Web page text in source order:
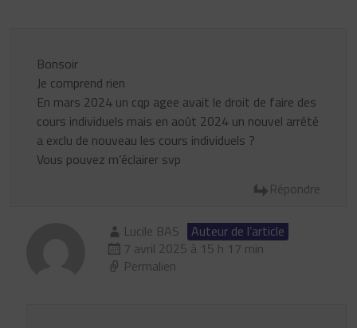
Bonsoir
Je comprend rien
En mars 2024 un cqp agee avait le droit de faire des
cours individuels mais en août 2024 un nouvel arrêté
a exclu de nouveau les cours individuels ?
Vous pouvez m’éclairer svp
Répondre
Lucile BAS
Auteur de l’article
7 avril 2025 à 15 h 17 min
Permalien